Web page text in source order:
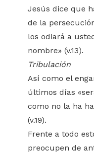
Jesús dice que
de la
los odiará a
nombre» (v.13).
Tribulación
Así como el
últimos días
como no la ha
(v.19).
Frente a todo
preocupen de